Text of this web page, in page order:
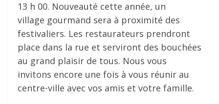
13 h 00. Nouveauté cette année, un
village gourmand sera à proximité des
festivaliers. Les restaurateurs prendront
place dans la rue et serviront des bouchées
au grand plaisir de tous. Nous vous
invitons encore une fois à vous réunir au
centre-ville avec vos amis et votre famille.